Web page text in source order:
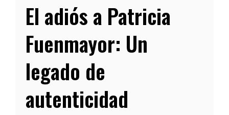
El adiós a Patricia
Fuenmayor: Un
legado de
autenticidad